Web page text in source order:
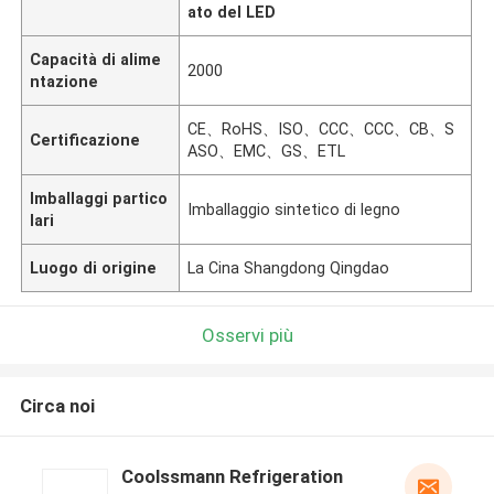
ato del LED
Capacità di alime
ntazione
2000
Certificazione
CE、RoHS、ISO、CCC、CCC、CB、S
ASO、EMC、GS、ETL
Imballaggi partico
lari
Imballaggio sintetico di legno
Luogo di origine La Cina Shangdong Qingdao
Osservi più
Circa noi
Coolssmann Refrigeration